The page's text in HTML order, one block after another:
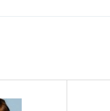
生LIVE、生配信が
ャラーワイ、マン